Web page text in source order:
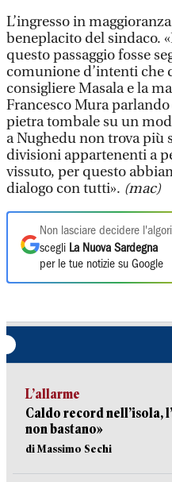
L’ingresso in
beneplacito del sindaco.
questo passaggio fosse
comunione d’intenti che
consigliere Masala e la
Francesco Mura
pietra tombale su un
a Nughedu non trova più
divisioni appartenenti a
vissuto, per questo
dialogo con tutti». (mac)
Non lasciare decidere
scegli La Nuova Sardegna
per le tue notizie su Google
L’allarme
Caldo record nell’isola,
non bastano»
di Massimo Sechi